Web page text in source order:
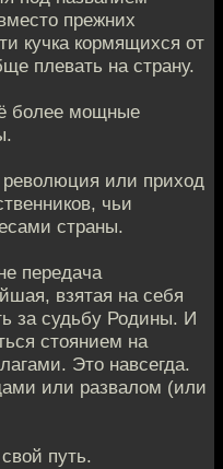
прежних
кучка кормящихся от
плевать на страну.
более мощные
или приход
чьи
страны.
передача
взятая на себя
за судьбу Родины. И
стоянием на
Это навсегда.
или развалом (или
путь.